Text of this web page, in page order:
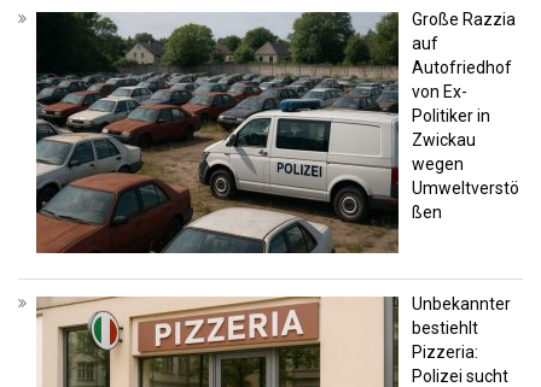
Große Razzia
auf
Autofriedhof
von Ex-
Politiker in
Zwickau
wegen
Umweltverstö
ßen
Unbekannter
bestiehlt
Pizzeria:
Polizei sucht